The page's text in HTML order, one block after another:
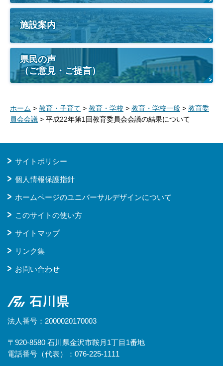
施設案内
県民の声
（ご意見・ご提言）
ホーム > 教育・子育て > 教育・学校 > 教育・学校一般 > 教育委
員会会議 > 平成22年第1回教育委員会会議の結果について
サイトポリシー
個人情報保護指針
ホームページのユニバーサルデザインについて
このサイトの使い方
サイトマップ
リンク集
お問い合わせ
石川県
法人番号：2000020170003
〒920-8580 石川県金沢市鞍月1丁目1番地
電話番号（代表）：076-225-1111